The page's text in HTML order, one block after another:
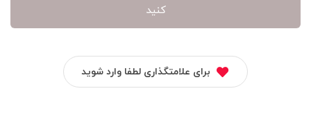
کنید
برای علامتگذاری لطفا وارد شوید